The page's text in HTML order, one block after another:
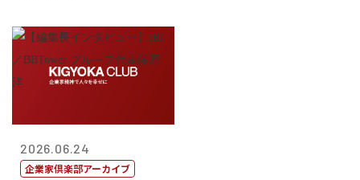
2026.06.24
企業家倶楽部アーカイブ